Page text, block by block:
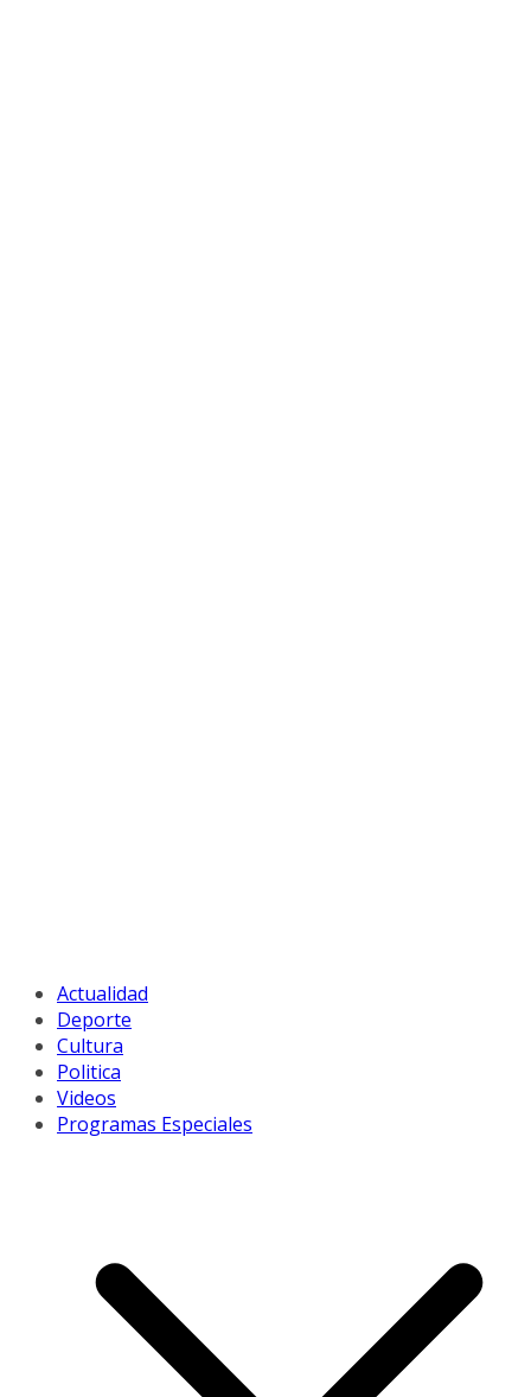
Actualidad
Deporte
Cultura
Politica
Videos
Programas Especiales